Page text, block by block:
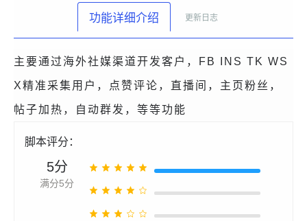
功能详细介绍 更新日志
主要通过海外社媒渠道开发客户，FB INS TK WS
X精准采集用户，点赞评论，直播间，主页粉丝，
帖子加热，自动群发，等等功能
脚本评分：
5分
满分5分